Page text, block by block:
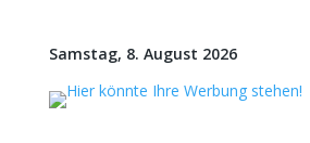
Samstag, 8. August 2026